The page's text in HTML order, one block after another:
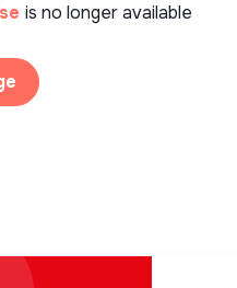
is no longer available